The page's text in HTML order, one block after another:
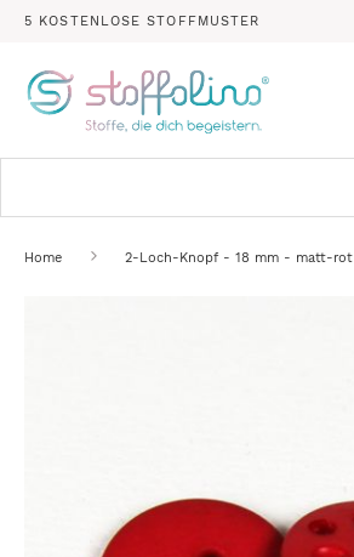
5 KOSTENLOSE STOFFMUSTER
Home 2-Loch-Knopf - 18 mm - matt-rot